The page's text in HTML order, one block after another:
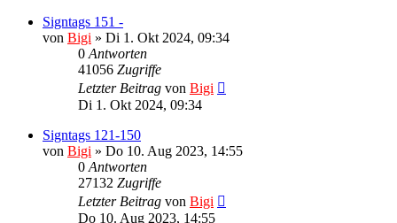
Signtags 151 -
von Bigi » Di 1. Okt 2024, 09:34
0 Antworten
41056 Zugriffe
Letzter Beitrag von Bigi
Di 1. Okt 2024, 09:34
Signtags 121-150
von Bigi » Do 10. Aug 2023, 14:55
0 Antworten
27132 Zugriffe
Letzter Beitrag von Bigi
Do 10. Aug 2023, 14:55